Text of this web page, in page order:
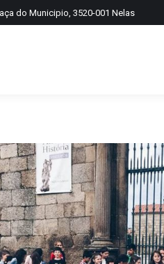
do Municipio, 3520-001 Nelas